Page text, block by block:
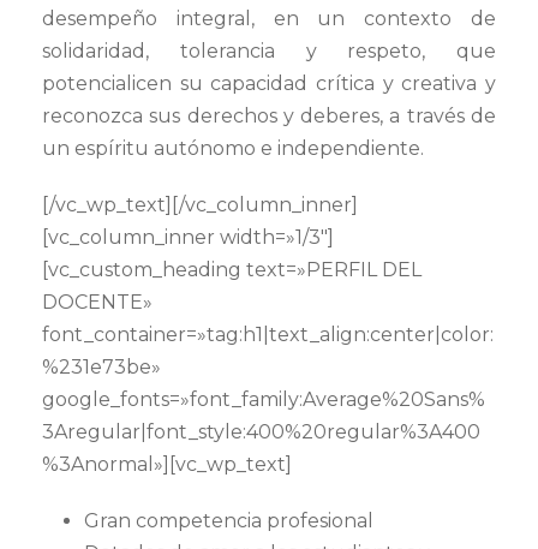
desempeño integral, en un contexto de
solidaridad, tolerancia y respeto, que
potencialicen su capacidad crítica y creativa y
reconozca sus derechos y deberes, a través de
un espíritu autónomo e independiente.
[/vc_wp_text][/vc_column_inner]
[vc_column_inner width=»1/3″]
[vc_custom_heading text=»PERFIL DEL
DOCENTE»
font_container=»tag:h1|text_align:center|color:
%231e73be»
google_fonts=»font_family:Average%20Sans%
3Aregular|font_style:400%20regular%3A400
%3Anormal»][vc_wp_text]
Gran competencia profesional